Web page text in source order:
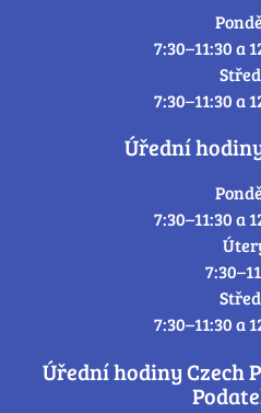
7:30–11:30 a
7:30–11:30 a
Úřední
7:30–11:30 a
7:30–11:30 a
Úřední hodiny Czech